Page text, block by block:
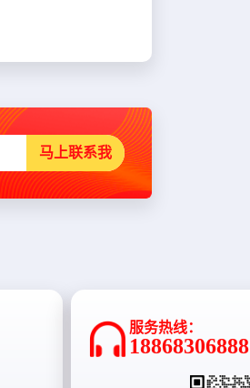
马上联系我
服务热线：
18868306888